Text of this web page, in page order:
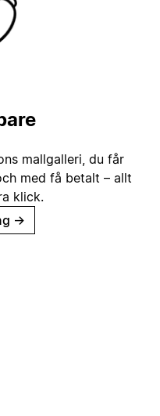
mallgalleri, du får
med få betalt – allt
klick.
→